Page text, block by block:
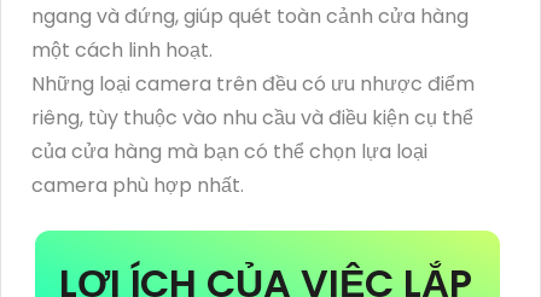
ngang và đứng, giúp quét toàn cảnh cửa hàng
một cách linh hoạt.
Những loại camera trên đều có ưu nhược điểm
riêng, tùy thuộc vào nhu cầu và điều kiện cụ thể
của cửa hàng mà bạn có thể chọn lựa loại
camera phù hợp nhất.
LỢI ÍCH CỦA VIỆC LẮP